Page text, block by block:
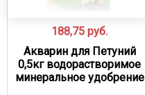
188,75 руб.
Акварин для Петуний
0,5кг водорастворимое
минеральное удобрение